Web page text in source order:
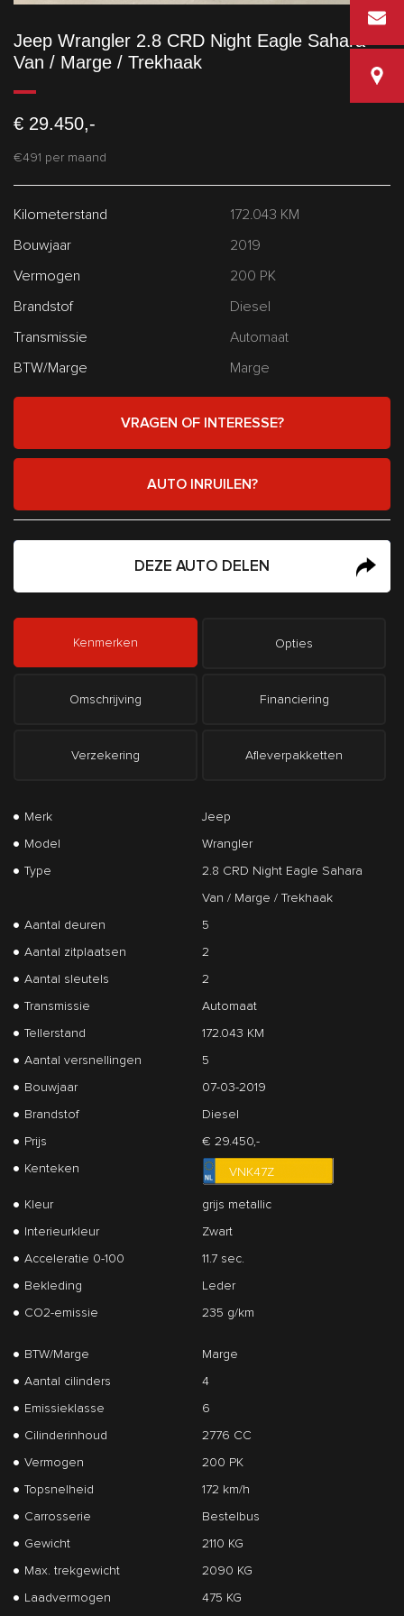
Van
Jeep Wrangler 2.8 CRD Night Eagle Sahara
Van / Marge / Trekhaak
€ 29.450,-
€491 per maand
Kilometerstand
172.043 KM
Bouwjaar
2019
Vermogen
200 PK
Brandstof
Diesel
Transmissie
Automaat
BTW/Marge
Marge
VRAGEN OF INTERESSE?
AUTO INRUILEN?
DEZE AUTO DELEN
Kenmerken Opties
Omschrijving Financiering
Verzekering Afleverpakketten
Merk
Jeep
Model
Wrangler
Type
2.8 CRD Night Eagle Sahara
Van / Marge / Trekhaak
Aantal deuren
5
Aantal zitplaatsen
2
Aantal sleutels
2
Transmissie
Automaat
Tellerstand
172.043 KM
Aantal versnellingen
5
Bouwjaar
07-03-2019
Brandstof
Diesel
Prijs
€ 29.450,-
Kenteken
VNK47Z
Kleur
grijs metallic
Interieurkleur
Zwart
Acceleratie 0-100
11.7 sec.
Bekleding
Leder
CO2-emissie
235 g/km
BTW/Marge
Marge
Aantal cilinders
4
Emissieklasse
6
Cilinderinhoud
2776 CC
Vermogen
200 PK
Topsnelheid
172 km/h
Carrosserie
Bestelbus
Gewicht
2110 KG
Max. trekgewicht
2090 KG
Laadvermogen
475 KG